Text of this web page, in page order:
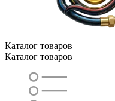
Каталог товаров
Каталог товаров